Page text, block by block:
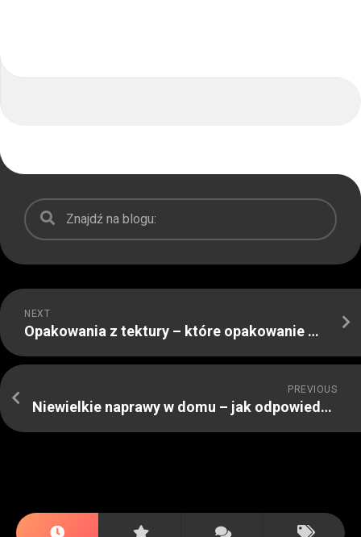
NEXT
Opakowania z tektury – które opakowanie wybrać?
PREVIOUS
Niewielkie naprawy w domu – jak odpowiednio się za nie zabrać